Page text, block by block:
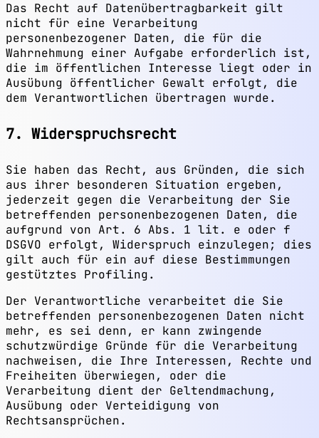
Das Recht auf Datenübertragbarkeit gilt
nicht für eine Verarbeitung
personenbezogener Daten, die für die
Wahrnehmung einer Aufgabe erforderlich ist,
die im öffentlichen Interesse liegt oder in
Ausübung öffentlicher Gewalt erfolgt, die
dem Verantwortlichen übertragen wurde.
7. Widerspruchsrecht
Sie haben das Recht, aus Gründen, die sich
aus ihrer besonderen Situation ergeben,
jederzeit gegen die Verarbeitung der Sie
betreffenden personenbezogenen Daten, die
aufgrund von Art. 6 Abs. 1 lit. e oder f
DSGVO erfolgt, Widerspruch einzulegen; dies
gilt auch für ein auf diese Bestimmungen
gestütztes Profiling.
Der Verantwortliche verarbeitet die Sie
betreffenden personenbezogenen Daten nicht
mehr, es sei denn, er kann zwingende
schutzwürdige Gründe für die Verarbeitung
nachweisen, die Ihre Interessen, Rechte und
Freiheiten überwiegen, oder die
Verarbeitung dient der Geltendmachung,
Ausübung oder Verteidigung von
Rechtsansprüchen.